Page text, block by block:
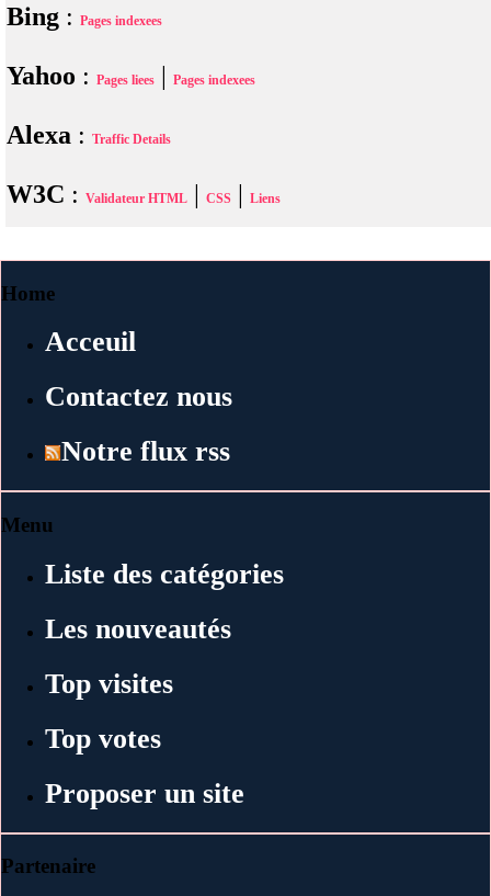
Bing : Pages indexees
Yahoo : Pages liees | Pages indexees
Alexa : Traffic Details
W3C : Validateur HTML | CSS | Liens
Home
Acceuil
Contactez nous
Notre flux rss
Menu
Liste des catégories
Les nouveautés
Top visites
Top votes
Proposer un site
Partenaire